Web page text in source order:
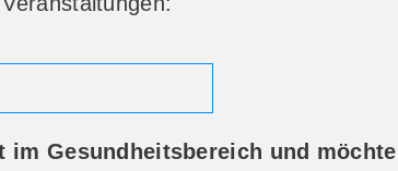
im Gesundheitsbereich und